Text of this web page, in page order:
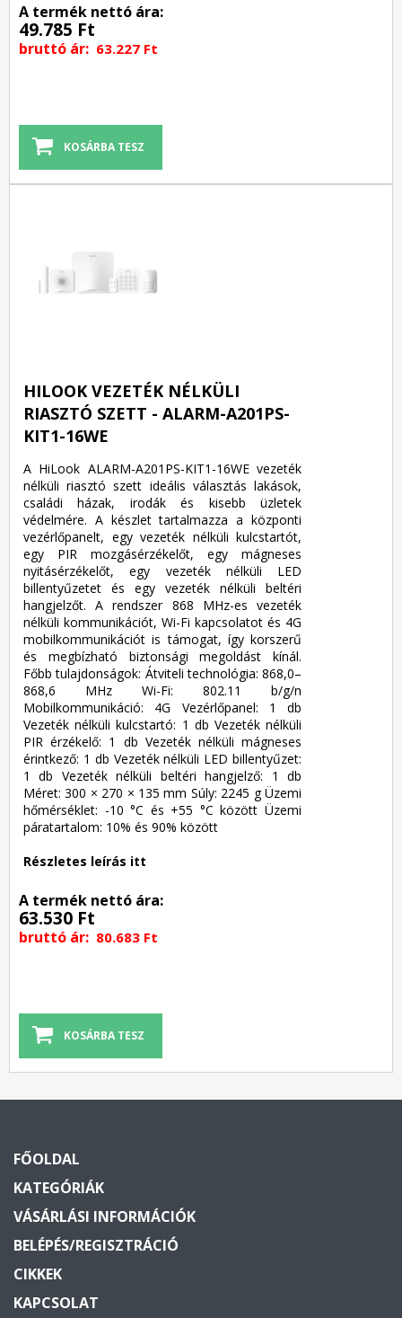
A termék nettó ára:
49.785 Ft
bruttó ár: 63.227 Ft
HILOOK VEZETÉK NÉLKÜLI
RIASZTÓ SZETT - ALARM-A201PS-
KIT1-16WE
A HiLook ALARM-A201PS-KIT1-16WE vezeték
nélküli riasztó szett ideális választás lakások,
családi házak, irodák és kisebb üzletek
védelmére. A készlet tartalmazza a központi
vezérlőpanelt, egy vezeték nélküli kulcstartót,
egy PIR mozgásérzékelőt, egy mágneses
nyitásérzékelőt, egy vezeték nélküli LED
billentyűzetet és egy vezeték nélküli beltéri
hangjelzőt. A rendszer 868 MHz-es vezeték
nélküli kommunikációt, Wi-Fi kapcsolatot és 4G
mobilkommunikációt is támogat, így korszerű
és megbízható biztonsági megoldást kínál.
Főbb tulajdonságok: Átviteli technológia: 868,0–
868,6 MHz Wi-Fi: 802.11 b/g/n
Mobilkommunikáció: 4G Vezérlőpanel: 1 db
Vezeték nélküli kulcstartó: 1 db Vezeték nélküli
PIR érzékelő: 1 db Vezeték nélküli mágneses
érintkező: 1 db Vezeték nélküli LED billentyűzet:
1 db Vezeték nélküli beltéri hangjelző: 1 db
Méret: 300 × 270 × 135 mm Súly: 2245 g Üzemi
hőmérséklet: -10 °C és +55 °C között Üzemi
páratartalom: 10% és 90% között
Részletes leírás itt
A termék nettó ára:
63.530 Ft
bruttó ár: 80.683 Ft
FŐOLDAL
KATEGÓRIÁK
VÁSÁRLÁSI INFORMÁCIÓK
BELÉPÉS/REGISZTRÁCIÓ
CIKKEK
KAPCSOLAT